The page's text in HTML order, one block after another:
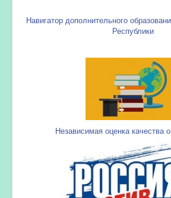
Навигатор дополнительного
Республики
Независимая оценка качества